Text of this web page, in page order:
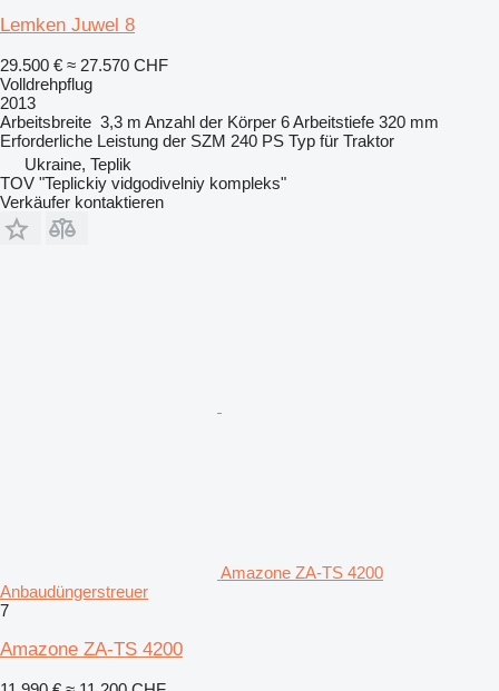
Lemken Juwel 8
29.500 € ≈ 27.570 CHF
Volldrehpflug
2013
Arbeitsbreite 3,3 m Anzahl der Körper 6Arbeitstiefe 320 mm
Erforderliche Leistung der SZM 240 PS Typ für Traktor
Ukraine, Teplik
TOV "Teplickiy vidgodivelniy kompleks"
Verkäufer kontaktieren
Amazone ZA-TS 4200
Anbaudüngerstreuer
7
Amazone ZA-TS 4200